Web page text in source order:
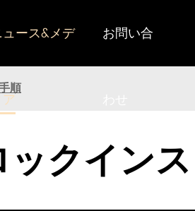
ュース&メデ お問い合
順
クイン